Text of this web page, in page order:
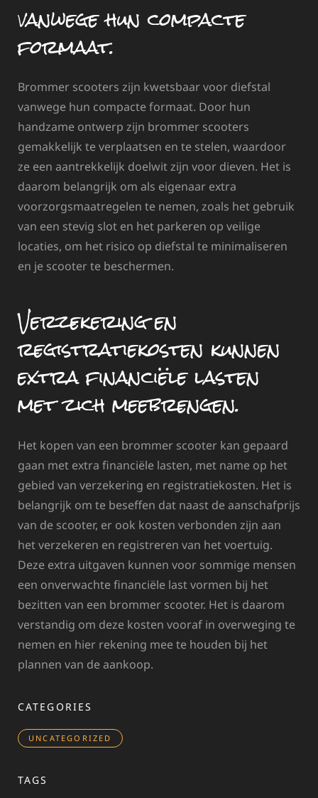
vanwege hun compacte
formaat.
Brommer scooters zijn kwetsbaar voor diefstal
vanwege hun compacte formaat. Door hun
handzame ontwerp zijn brommer scooters
gemakkelijk te verplaatsen en te stelen, waardoor
ze een aantrekkelijk doelwit zijn voor dieven. Het is
daarom belangrijk om als eigenaar extra
voorzorgsmaatregelen te nemen, zoals het gebruik
van een stevig slot en het parkeren op veilige
locaties, om het risico op diefstal te minimaliseren
en je scooter te beschermen.
Verzekering en
registratiekosten kunnen
extra financiële lasten
met zich meebrengen.
Het kopen van een brommer scooter kan gepaard
gaan met extra financiële lasten, met name op het
gebied van verzekering en registratiekosten. Het is
belangrijk om te beseffen dat naast de aanschafprijs
van de scooter, er ook kosten verbonden zijn aan
het verzekeren en registreren van het voertuig.
Deze extra uitgaven kunnen voor sommige mensen
een onverwachte financiële last vormen bij het
bezitten van een brommer scooter. Het is daarom
verstandig om deze kosten vooraf in overweging te
nemen en hier rekening mee te houden bij het
plannen van de aankoop.
CATEGORIES
UNCATEGORIZED
TAGS